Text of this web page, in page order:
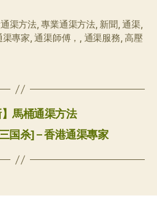
渠方法,專業通渠方法, 新聞,通渠,
渠專家,通渠師傅， , 通渠服務,高壓
馬桶通渠方法
国杀] – 香港通渠專家